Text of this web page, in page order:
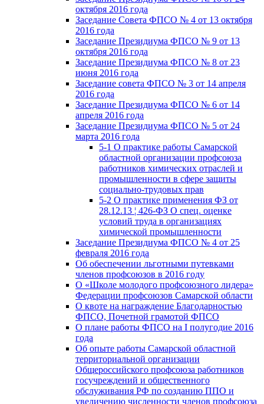
октября 2016 года
Заседание Совета ФПСО № 4 от 13 октября
2016 года
Заседание Президиума ФПСО № 9 от 13
октября 2016 года
Заседание Президиума ФПСО № 8 от 23
июня 2016 года
Заседание совета ФПСО № 3 от 14 апреля
2016 года
Заседание Президиума ФПСО № 6 от 14
апреля 2016 года
Заседание Президиума ФПСО № 5 от 24
марта 2016 года
5-1 О практике работы Самарской
областной организации профсоюза
работников химических отраслей и
промышленности в сфере защиты
социально-трудовых прав
5-2 О практике применения ФЗ от
28.12.13 ¦ 426-ФЗ О спец. оценке
условий труда в организациях
химической промышленности
Заседание Президиума ФПСО № 4 от 25
февраля 2016 года
Об обеспечении льготными путевками
членов профсоюзов в 2016 году
О «Школе молодого профсоюзного лидера»
Федерации профсоюзов Самарской области
О квоте на награждение Благодарностью
ФПСО, Почетной грамотой ФПСО
О плане работы ФПСО на I полугодие 2016
года
Об опыте работы Самарской областной
территориальной организации
Общероссийского профсоюза работников
госучреждений и общественного
обслуживания РФ по созданию ППО и
увеличению численности членов профсоюза